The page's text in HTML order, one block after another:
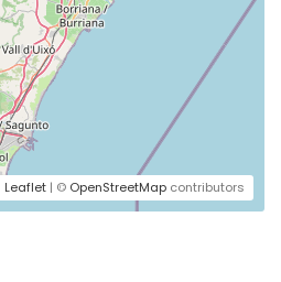
Leaflet | © OpenStreetMap contributors